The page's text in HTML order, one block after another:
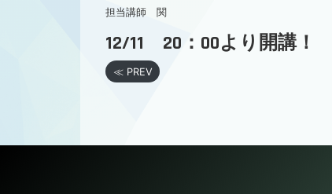
担当講師 関
12/11 20：00より開講！
≪ PREV